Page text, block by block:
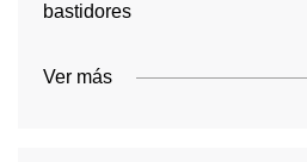
bastidores
Ver más